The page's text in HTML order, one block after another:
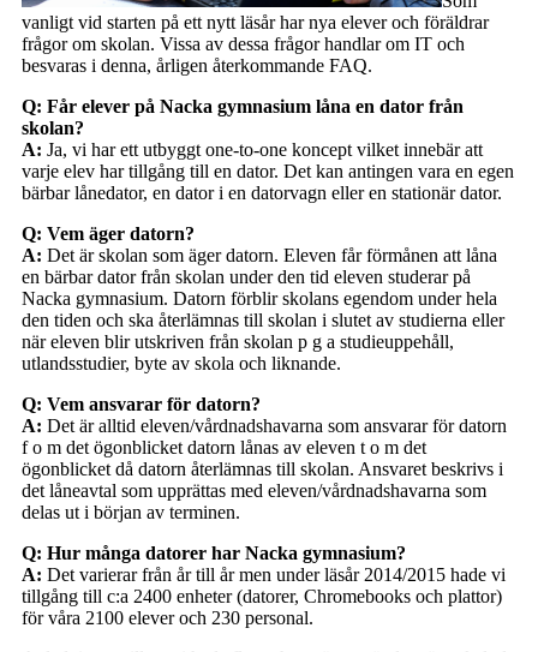
vanligt vid starten på ett nytt läsår har nya elever och föräldrar
frågor om skolan. Vissa av dessa frågor handlar om IT och
besvaras i denna, årligen återkommande FAQ.
Q: Får elever på Nacka gymnasium låna en dator från
skolan?
A: Ja, vi har ett utbyggt one-to-one koncept vilket innebär att
varje elev har tillgång till en dator. Det kan antingen vara en egen
bärbar lånedator, en dator i en datorvagn eller en stationär dator.
Q: Vem äger datorn?
A: Det är skolan som äger datorn. Eleven får förmånen att låna
en bärbar dator från skolan under den tid eleven studerar på
Nacka gymnasium. Datorn förblir skolans egendom under hela
den tiden och ska återlämnas till skolan i slutet av studierna eller
när eleven blir utskriven från skolan p g a studieuppehåll,
utlandsstudier, byte av skola och liknande.
Q: Vem ansvarar för datorn?
A: Det är alltid eleven/vårdnadshavarna som ansvarar för datorn
f o m det ögonblicket datorn lånas av eleven t o m det
ögonblicket då datorn återlämnas till skolan. Ansvaret beskrivs i
det låneavtal som upprättas med eleven/vårdnadshavarna som
delas ut i början av terminen.
Q: Hur många datorer har Nacka gymnasium?
A: Det varierar från år till år men under läsår 2014/2015 hade vi
tillgång till c:a 2400 enheter (datorer, Chromebooks och plattor)
för våra 2100 elever och 230 personal.